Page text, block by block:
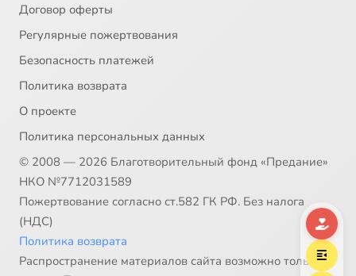
Договор оферты
Регулярные пожертвования
Безопасность платежей
Политика возврата
О проекте
Политика персональных данных
© 2008 — 2026 Благотворительный фонд «Предание»
НКО №7712031589
Пожертвование согласно ст.582 ГК РФ. Без налога
(НДС)
Политика возврата
Распространение материалов сайта возможно только в